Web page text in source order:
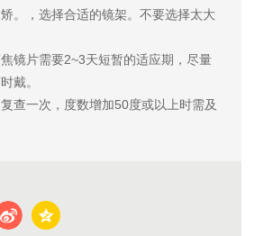
，选择合适的镜架。不要选择太大
片需要2~3天短暂的适应期，尽量
戴。
一次，度数增加50度或以上时需及